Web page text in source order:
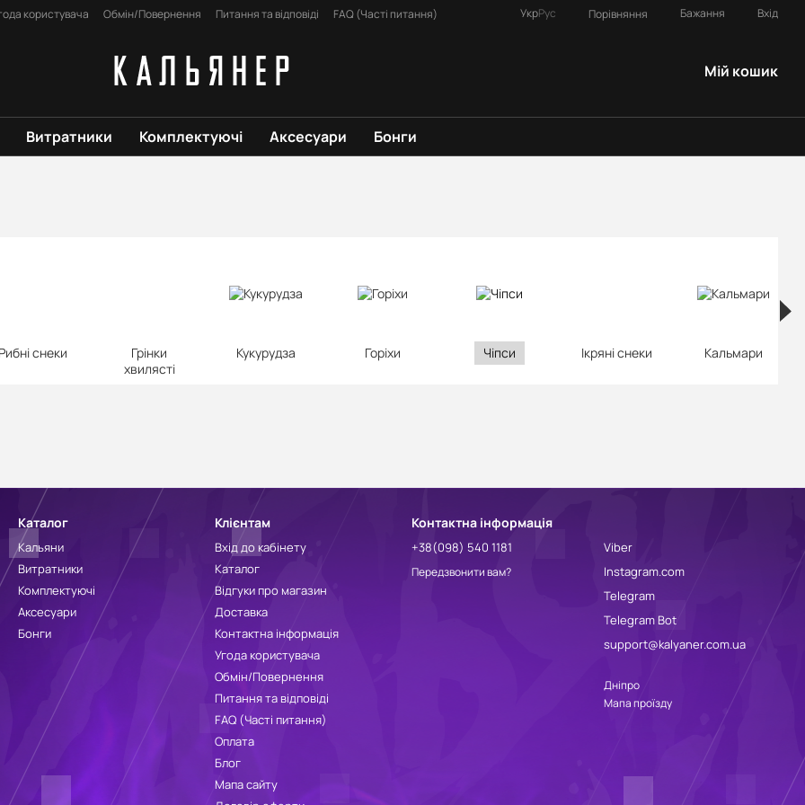
користувача Обмін/Повернення Питання та відповіді
FAQ (Часті питання)
УкрРус Порівняння Бажання Вхід
Мій кошик
Витратники Комплектуючі Аксесуари Бонги
Рибні снеки
Грінки
хвилясті
Кукурудза Горіхи Чіпси Ікряні снеки Кальмари
Каталог
Кальяни
Витратники
Комплектуючі
Аксесуари
Бонги
Клієнтам
Вхід до кабінету
Каталог
Відгуки про магазин
Доставка
Контактна інформація
Угода користувача
Обмін/Повернення
Питання та відповіді
FAQ (Часті питання)
Оплата
Блог
Мапа сайту
Контактна інформація
+38(098) 540 1181
Передзвонити вам?
Viber
Instagram.com
Telegram
Telegram Bot
support@kalyaner.com.ua
Дніпро
Мапа проїзду